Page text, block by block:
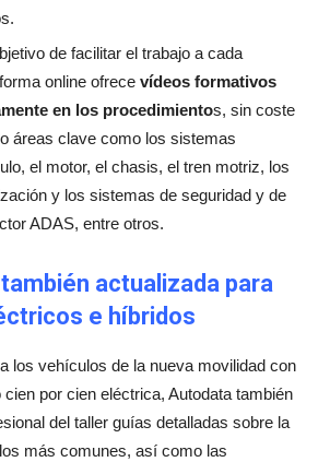
de facilitar el trabajo a cada
online ofrece vídeos formativos
en los procedimientos, sin coste
áreas clave como los sistemas
el motor, el chasis, el tren motriz, los
y los sistemas de seguridad y de
ADAS, entre otros.
actualizada para
e híbridos
los vehículos de la nueva movilidad con
por cien eléctrica, Autodata también
del taller guías detalladas sobre la
más comunes, así como las